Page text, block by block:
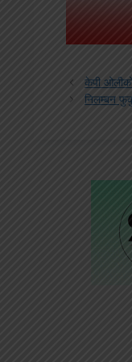
केपी
निलम्बन